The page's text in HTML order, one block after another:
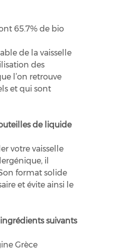
65.7% de bio
de la vaisselle
des
l’on retrouve
et qui sont
de liquide
votre vaisselle
il
format solide
et évite ainsi le
suivants
Grèce